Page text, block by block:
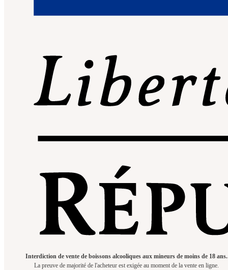
Interdiction de vente de boissons alcooliques aux mineurs de moins de 18 ans.
La preuve de majorité de l'acheteur est exigée au moment de la vente en ligne.